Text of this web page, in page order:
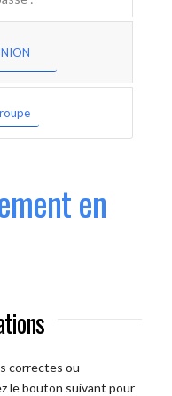
en
correctes ou
le bouton suivant pour